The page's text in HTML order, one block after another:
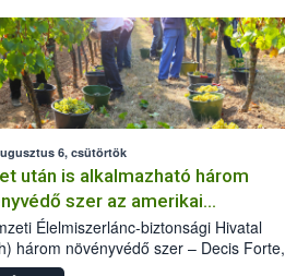
6, csütörtök
után is alkalmazható három
szer az amerikai
ellen
Élelmiszerlánc-biztonsági Hivatal
három növényvédő szer – Decis Forte,
24 EW, Oroganic – engedélyokiratát